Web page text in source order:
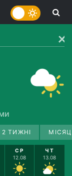
2 ТИЖНІ
СР
12.08
ЧТ
13.08